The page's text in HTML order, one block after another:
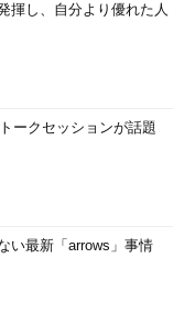
揮し、自分より優れた人
ークセッションが話題
い最新「arrows」事情